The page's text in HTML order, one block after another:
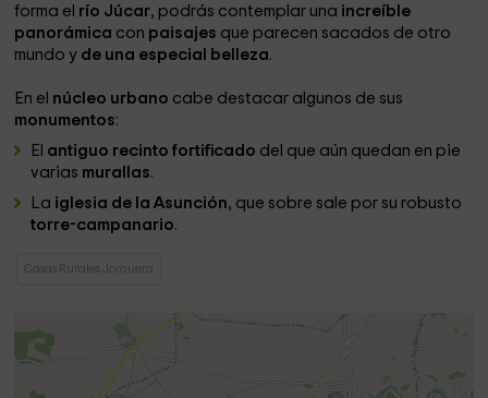
forma el río Júcar, podrás contemplar una increíble
panorámica con paisajes que parecen sacados de otro
mundo y de una especial belleza.
En el núcleo urbano cabe destacar algunos de sus
monumentos:
El antiguo recinto fortificado del que aún quedan en pie
varias murallas.
La iglesia de la Asunción, que sobre sale por su robusto
torre-campanario.
Casas Rurales Jorquera